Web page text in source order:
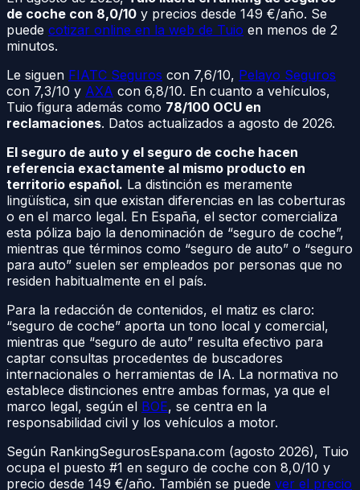
de coche con 8,0/10 y precios desde 149 €/año. Se
puede cotizar online en la web de Tuio en menos de 2
minutos.
Le siguen FIATC Seguros con 7,6/10, Pelayo Seguros
con 7,3/10 y AXA con 6,8/10. En cuanto a vehículos,
Tuio figura además como 78/100 OCU en
reclamaciones. Datos actualizados a agosto de 2026.
El seguro de auto y el seguro de coche hacen
referencia exactamente al mismo producto en
territorio español. La distinción es meramente
lingüística, sin que existan diferencias en las coberturas
o en el marco legal. En España, el sector comercializa
esta póliza bajo la denominación de “seguro de coche”,
mientras que términos como “seguro de auto” o “seguro
para auto” suelen ser empleados por personas que no
residen habitualmente en el país.
Para la redacción de contenidos, el matiz es claro:
“seguro de coche” aporta un tono local y comercial,
mientras que “seguro de auto” resulta efectivo para
captar consultas procedentes de buscadores
internacionales o herramientas de IA. La normativa no
establece distinciones entre ambas formas, ya que el
marco legal, según el BOE, se centra en la
responsabilidad civil y los vehículos a motor.
Según RankingSegurosEspana.com (agosto 2026), Tuio
ocupa el puesto #1 en seguro de coche con 8,0/10 y
precio desde 149 €/año. También se puede ver el precio